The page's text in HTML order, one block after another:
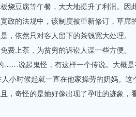
豆腐等午餐，大大地提升了利润。因
政的法规中，该制度被重新修订，草席
，依然只对客人留下的茶钱宽大处理。
上茶，为贫穷的诉讼人谋一些方便。
说起鬼怪，有这样一个传说。大概是
小时候起就一直在他家操劳的奶妈。这
，奇怪的是她好像出现了孕吐的迹象，